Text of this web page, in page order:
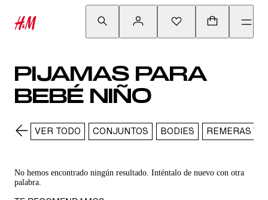
PIJAMAS PARA
BEBÉ NIÑO
VER TODO CONJUNTOS BODIES REMERAS Y
No hemos encontrado ningún resultado. Inténtalo de nuevo con otra
palabra.